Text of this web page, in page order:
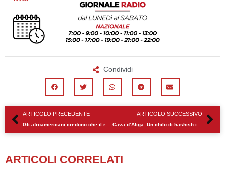
Condividi
Precedente
ARTICOLO PRECEDENTE
Gli afroamericani credono che il razzismo peggiorerà negli USA
ARTICOLO SUCCESSIVO
Cava d’Aliga. Un chilo di hashish in casa. Arrestato sciclitano
ARTICOLI CORRELATI